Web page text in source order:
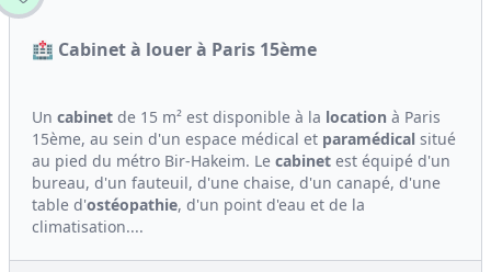
🏥 Cabinet à louer à Paris 15ème
Un cabinet de 15 m² est disponible à la location à Paris
15ème, au sein d'un espace médical et paramédical situé
au pied du métro Bir-Hakeim. Le cabinet est équipé d'un
bureau, d'un fauteuil, d'une chaise, d'un canapé, d'une
table d'ostéopathie, d'un point d'eau et de la
climatisation....